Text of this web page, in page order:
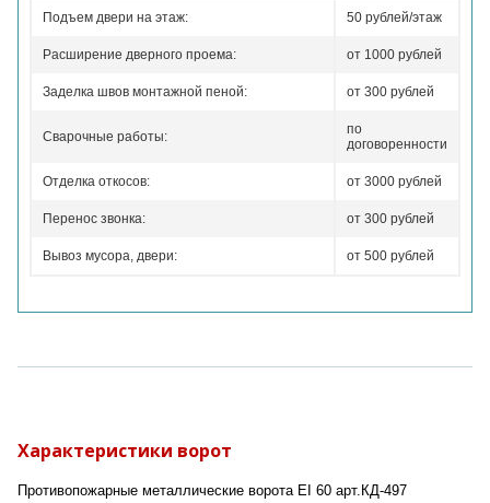
Подъем двери на этаж: 50 рублей/этаж
Расширение дверного проема: от 1000 рублей
Заделка швов монтажной пеной: от 300 рублей
Сварочные работы:
по
договоренности
Отделка откосов: от 3000 рублей
Перенос звонка: от 300 рублей
Вывоз мусора, двери: от 500 рублей
Характеристики ворот
Противопожарные металлические ворота EI 60 арт.КД-497